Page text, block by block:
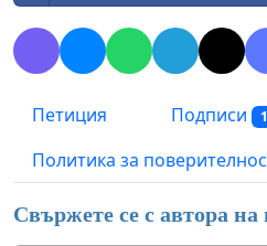
Петиция Подписи
Политика за
Свържете се с автора на